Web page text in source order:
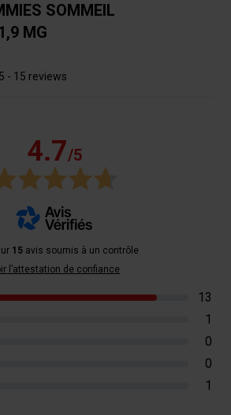
SOMMEIL
MG
- 15 reviews
4.7/5
15 avis soumis à un contrôle
l’attestation de confiance
13
1
0
0
1